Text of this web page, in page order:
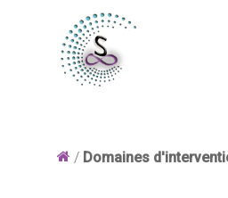
/ Domaines